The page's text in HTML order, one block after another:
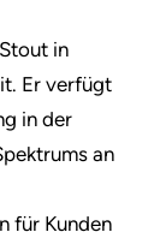
in
Er verfügt
in der
an
für Kunden